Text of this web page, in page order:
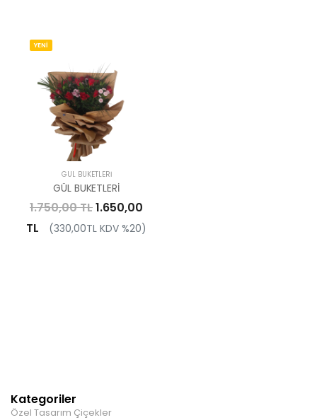
YENİ
GÜL BUKETLERI
GÜL BUKETLERİ
1.750,00 TL1.650,00
TL
(330,00TL KDV %20)
Kategoriler
Özel Tasarım Çiçekler